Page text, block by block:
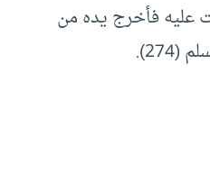
عليه فأخرج يده من